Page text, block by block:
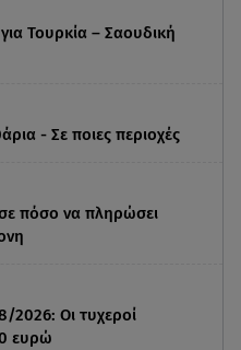
Τουρκία – Σαουδική
- Σε ποιες περιοχές
πόσο να πληρώσει
Οι τυχεροί
ευρώ